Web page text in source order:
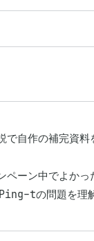
自作の補完資料
ーン中でよかっ
tの問題を理